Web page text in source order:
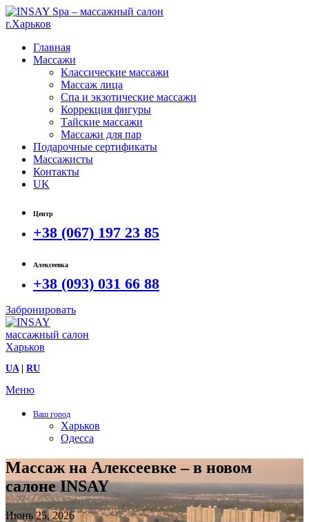
Главная
Массажи
Классические массажи
Массаж лица
Спа и экзотические массажи
Коррекция фигуры
Тайские массажи
Массажи для пар
Подарочные сертификаты
Массажисты
Контакты
UK
Центр
+38 (067) 197 23 85
Алексеевка
+38 (093) 031 66 88
Забронировать
UA| RU
Меню
Ваш город
Харьков
Одесса
Массаж на Алексеевке – в новом
салоне INSAY
Июнь 25, 2026